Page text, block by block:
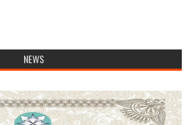
NEWS